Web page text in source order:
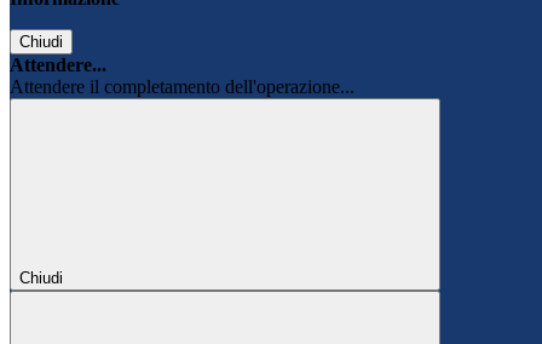
Chiudi
Attendere...
Attendere il completamento dell'operazione...
Chiudi